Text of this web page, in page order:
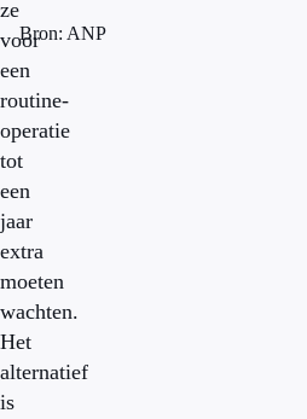
ze
voor
een
routine-
operatie
tot
een
jaar
extra
moeten
wachten.
Het
alternatief
is
Bron: ANP